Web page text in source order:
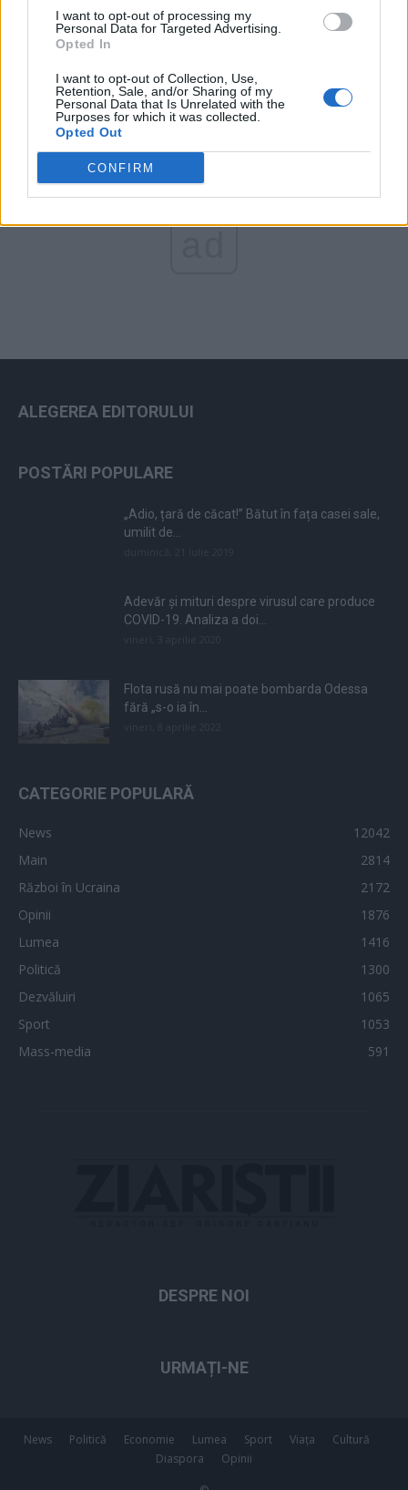
I want to opt-out of processing my
Personal Data for Targeted Advertising.
Opted In
I want to opt-out of Collection, Use,
Retention, Sale, and/or Sharing of my
Personal Data that Is Unrelated with the
Purposes for which it was collected.
Opted Out
CONFIRM
Arhiva sondajelor
ALEGEREA EDITORULUI
POSTĂRI POPULARE
„Adio, țară de căcat!” Bătut în fața casei sale,
umilit de...
Adevăr și mituri despre virusul care produce
COVID-19. Analiza a doi...
Flota rusă nu mai poate bombarda Odessa
fără „s-o ia în...
CATEGORIE POPULARĂ
News
12042
Main
2814
Război în Ucraina
2172
Opinii
1876
Lumea
1416
Politică
1300
Dezvăluiri
1065
Sport
1053
Mass-media
591
DESPRE NOI
URMAȚI-NE
News Politică Economie Lumea Sport Viața
Cultură
Diaspora
Opinii